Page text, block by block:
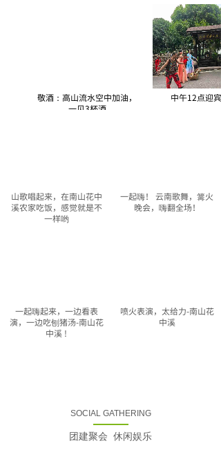
敬酒：高山流水空中加油，
一见3杯酒
中午12点迎宾仪
山歌唱起来，在南山花中
溪农家吃饭，感觉就是不
一样哟
一起嗨！ 云南歌舞，篝火
晚会，嗨翻全场！
一起嗨起来，一边看表
演，一边吃刨猪汤-南山花
中溪 !
喷火表演，太给力-南山花
中溪
【视频】云南祝酒添兴
致，全场嗨玩
【视频】云南歌舞表演、
喷火、变脸等，乐在其中
团建聚会 休闲娱乐
SOCIAL GATHERING